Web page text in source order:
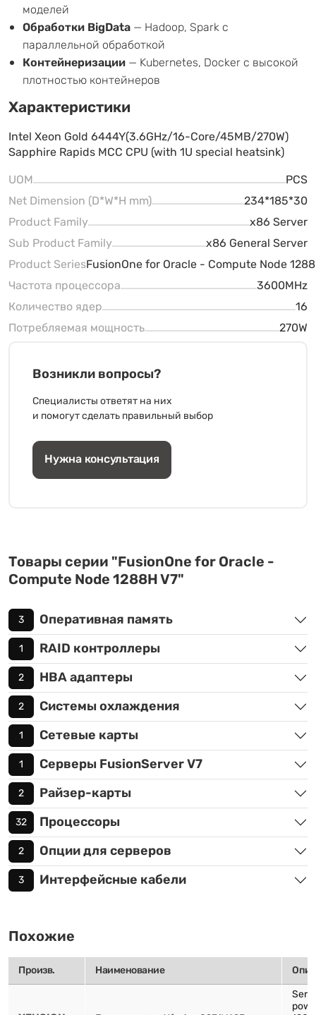
моделей
Обработки BigData — Hadoop, Spark с
параллельной обработкой
Контейнеризации — Kubernetes, Docker с высокой
плотностью контейнеров
Характеристики
Intel Xeon Gold 6444Y(3.6GHz/16-Core/45MB/270W)
Sapphire Rapids MCC CPU (with 1U special heatsink)
UOM
PCS
Net Dimension (D*W*H mm)
234*185*30
Product Family
x86 Server
Sub Product Family
x86 General Server
Product SeriesFusionOne for Oracle - Compute Node
Частота процессора
3600MHz
Количество ядер
16
Потребляемая мощность
270W
Возникли вопросы?
Специалисты ответят на них
и помогут сделать правильный выбор
Нужна консультация
Товары серии "FusionOne for Oracle -
Compute Node 1288H V7"
3 Оперативная память
1 RAID контроллеры
2 HBA адаптеры
2 Системы охлаждения
1 Сетевые карты
1 Серверы FusionServer V7
2 Райзер-карты
32 Процессоры
2 Опции для серверов
3 Интерфейсные кабели
Похожие
Произв. Наименование